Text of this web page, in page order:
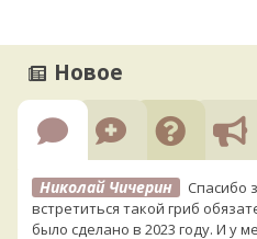
Новое
Николай Чичерин
Спасибо
встретиться такой гриб
было сделано в 2023 году. И у